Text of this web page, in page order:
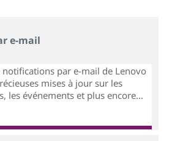
e-mail
par e-mail de Lenovo
mises à jour sur les
les événements et plus encore...